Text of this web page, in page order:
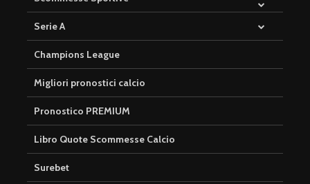
Serie A
Champions League
Migliori pronostici calcio
Pronostico PREMIUM
Libro Quote Scommesse Calcio
Surebet